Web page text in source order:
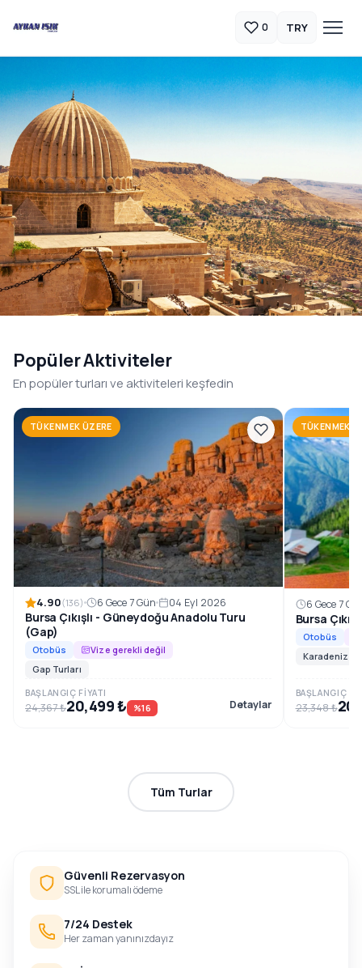
0 TRY
1996’dan beri, Güneydoğu Anadolu’nun en özel rotalarını
konforlu ve planlı tur programlarıyla sizlerle
buluşturuyoruz.
Rezervasyon ve Bilgi
Popüler Aktiviteler
En popüler turları ve aktiviteleri keşfedin
TÜKENMEK ÜZERE
4.90(136) 6 Gece 7 Gün 04 Eyl 2026
Bursa Çıkışlı - Güneydoğu Anadolu Turu
(Gap)
Otobüs
Vize gerekli değil
Gap Turları
BAŞLANGIÇ FIYATI
24,367 ₺20,499 ₺ %16 Detaylar
TÜKENMEK
6 Gece 7
Bursa
Otobüs
Karadeniz
BAŞLANGIÇ
23,348 ₺
Tüm Turlar
Güvenli Rezervasyon
SSL ile korumalı ödeme
7/24 Destek
Her zaman yanınızdayız